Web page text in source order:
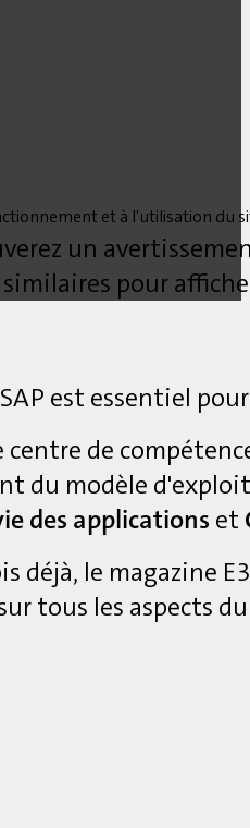
et à l'utilisation du
un
pour
est essentiel
centre de
du modèle
des applications et
déjà, le magazine
tous les aspects